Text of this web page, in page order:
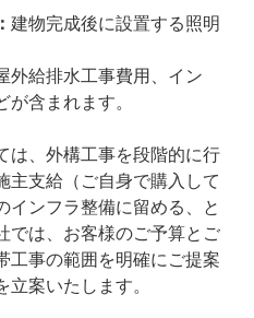
建物完成後に設置する照明
外給排水工事費用、イン
が含まれます。
は、外構工事を段階的に行
主支給（ご自身で購入して
インフラ整備に留める、と
では、お客様のご予算とご
工事の範囲を明確にご提案
立案いたします。